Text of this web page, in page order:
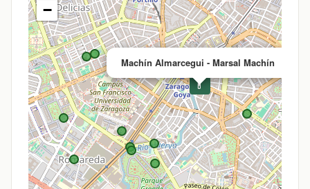
💊
Machín Almarcegui - Marsal Machín
−